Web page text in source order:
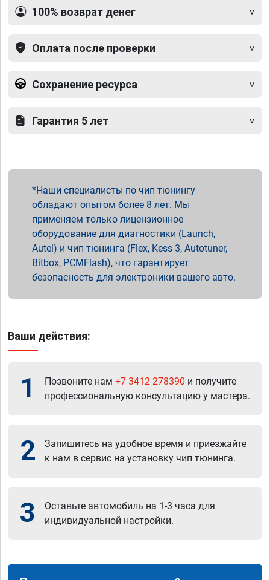
100% возврат денег
Оплата после проверки
Сохранение ресурса
Гарантия 5 лет
Наши специалисты по чип тюнингу
обладают опытом более 8 лет. Мы
применяем только лицензионное
оборудование для диагностики (Launch,
Autel) и чип тюнинга (Flex, Kess 3, Autotuner,
Bitbox, PCMFlash), что гарантирует
безопасность для электроники вашего авто.
Ваши действия:
1 Позвоните нам +7 3412 278390 и получите
профессиональную консультацию у мастера.
2
Запишитесь на удобное время и приезжайте
к нам в сервис на установку чип тюнинга.
3
Оставьте автомобиль на 1-3 часа для
индивидуальной настройки.